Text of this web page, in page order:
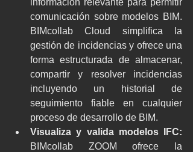
comunicación sobre modelos BIM.
BIMcollab Cloud simplifica la
gestión de incidencias y ofrece una
forma estructurada de almacenar,
compartir y resolver incidencias
incluyendo un historial de
seguimiento fiable en cualquier
proceso de desarrollo de BIM.
Visualiza y valida modelos IFC:
BIMcollab ZOOM ofrece la